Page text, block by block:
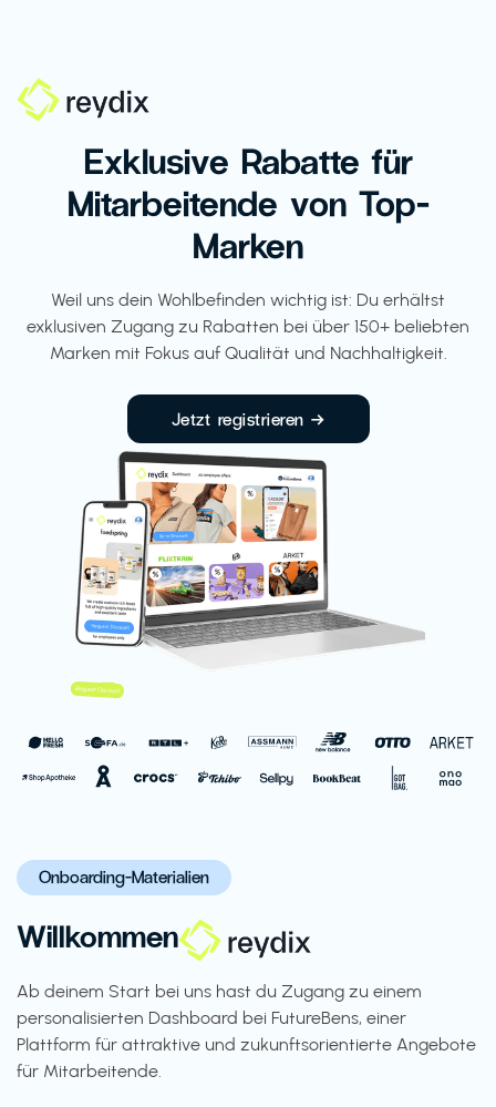
Exklusive Rabatte für
Mitarbeitende von Top-
Marken
Weil uns dein Wohlbefinden wichtig ist: Du erhältst
exklusiven Zugang zu Rabatten bei über 150+ beliebten
Marken mit Fokus auf Qualität und Nachhaltigkeit.
Jetzt registrieren →
Onboarding-Materialien
Willkommen
Ab deinem Start bei uns hast du Zugang zu einem
personalisierten Dashboard bei FutureBens, einer
Plattform für attraktive und zukunftsorientierte Angebote
für Mitarbeitende.